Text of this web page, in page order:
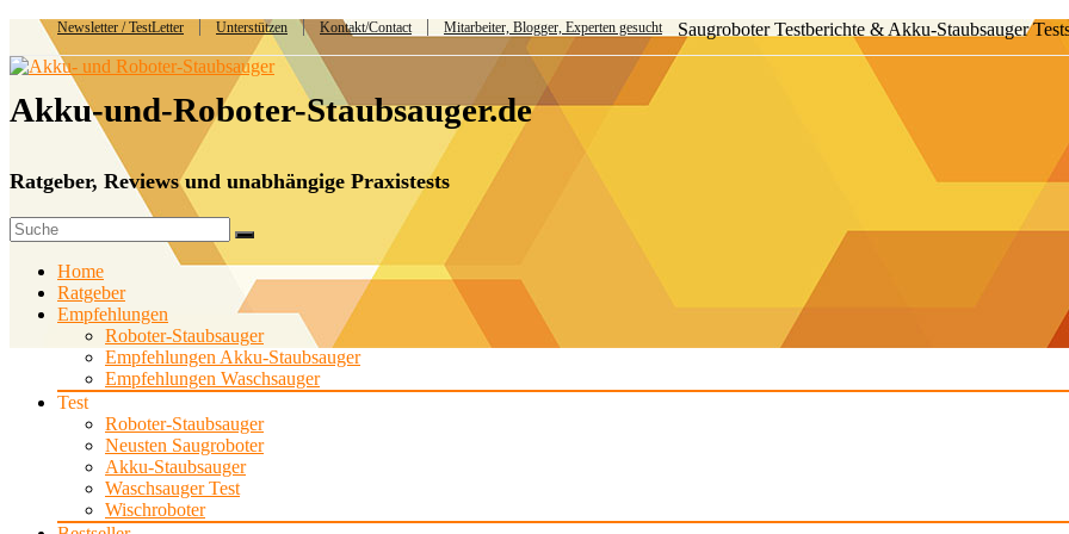
Newsletter / TestLetter Unterstützen Kontakt/Contact Mitarbeiter, Blogger, Experten gesucht Saugroboter Testberichte & Akku-Staubsauger
Akku-und-Roboter-Staubsauger.de
Ratgeber, Reviews und unabhängige Praxistests
Home
Ratgeber
Empfehlungen
Roboter-Staubsauger
Empfehlungen Akku-Staubsauger
Empfehlungen Waschsauger
Test
Roboter-Staubsauger
Neusten Saugroboter
Akku-Staubsauger
Waschsauger Test
Wischroboter